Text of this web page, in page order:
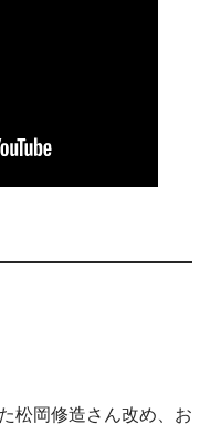
松岡修造さん改め、お